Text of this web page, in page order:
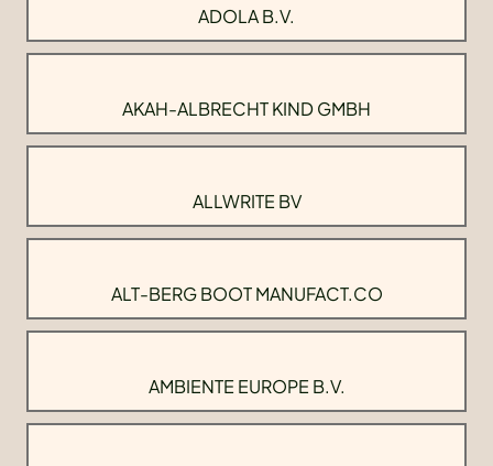
ADOLA B.V.
AKAH-ALBRECHT KIND GMBH
ALLWRITE BV
ALT-BERG BOOT MANUFACT.CO
AMBIENTE EUROPE B.V.